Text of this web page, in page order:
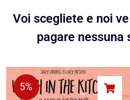
Voi scegliete e noi
pagare nessuna
5%